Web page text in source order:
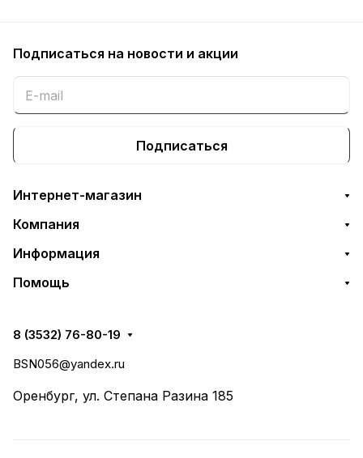
Подписаться на новости и акции
Подписаться
Интернет-магазин
Компания
Информация
Помощь
8 (3532) 76-80-19
BSN056@yandex.ru
Оренбург, ул. Степана Разина 185